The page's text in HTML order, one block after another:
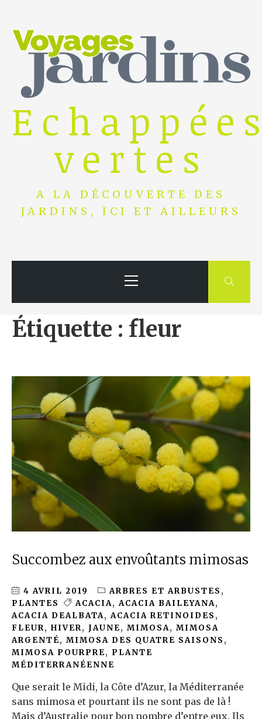
content
vertes
A LA DÉCOUVERTE DES
JARDINS, ICI ET AILLEURS
Menu
Étiquette : fleur
Succombez aux envoûtants mimosas
4 AVRIL 2019 ARBRES ET ARBUSTES ,
PLANTES
ACACIA,ACACIA BAILEYANA,
ACACIA DEALBATA,ACACIA RETINOIDES ,
FLEUR, HIVER, JAUNE, MIMOSA, MIMOSA
ARGENTÉ, MIMOSA DES QUATRE SAISONS ,
MIMOSA POURPRE, PLANTE
MÉDITERRANÉENNE
Que serait le Midi, la Côte d’Azur, la Méditerranée
sans mimosa et pourtant ils ne sont pas de là !
Mais d’Australie pour bon nombre d’entre eux. Ils